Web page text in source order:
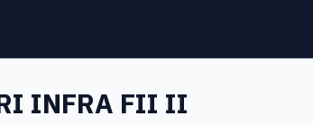
INFRA FII II